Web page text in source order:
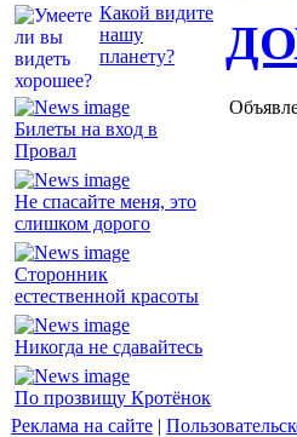
Какой видите
нашу
планету?
Билеты на вход в
Провал
Не спасайте меня, это
слишком дорого
Сторонник
естественной красоты
Никогда не сдавайтесь
По прозвищу Кротёнок
Реклама на сайте |